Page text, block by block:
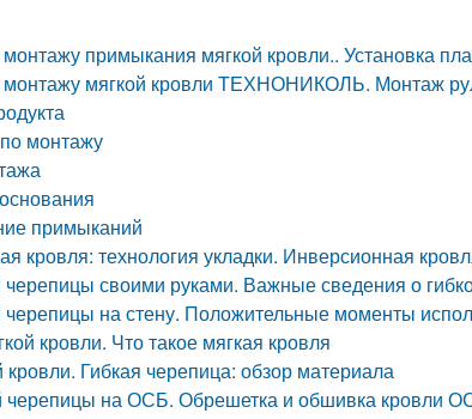
примыкания мягкой кровли.. Установка
монтажу мягкой кровли ТЕХНОНИКОЛЬ. Монтаж
монтажу
примыканий
кровля: технология укладки. Инверсионная
черепицы своими руками. Важные сведения о
черепицы на стену. Положительные моменты
кровли. Что такое мягкая кровля
Гибкая черепица: обзор материала
черепицы на ОСБ. Обрешетка и обшивка кровли